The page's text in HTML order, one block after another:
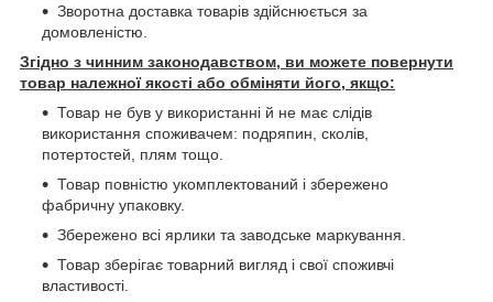
Зворотна доставка товарів здійснюється за
домовленістю.
Згідно з чинним законодавством, ви можете повернути
товар належної якості або обміняти його, якщо:
Товар не був у використанні й не має слідів
використання споживачем: подряпин, сколів,
потертостей, плям тощо.
Товар повністю укомплектований і збережено
фабричну упаковку.
Збережено всі ярлики та заводське маркування.
Товар зберігає товарний вигляд і свої споживчі
властивості.